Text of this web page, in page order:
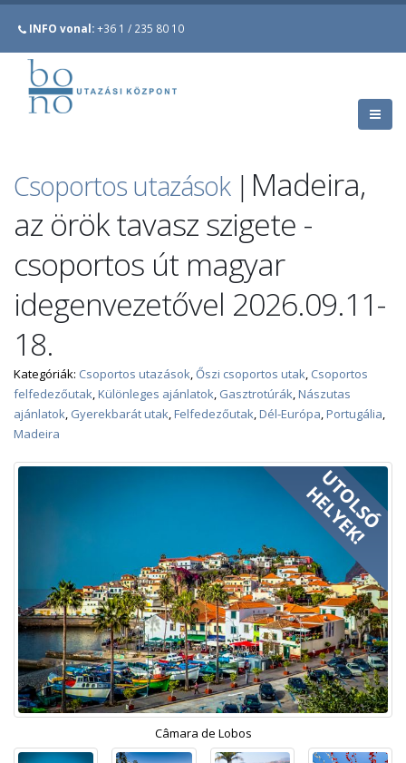
INFO vonal:+36 1 / 235 80 10
Csoportos utazások| Madeira,
az örök tavasz szigete -
csoportos út magyar
idegenvezetővel 2026.09.11-
18.
Kategóriák: Csoportos utazások,Őszi csoportos utak, Csoportos
felfedezőutak,Különleges ajánlatok, Gasztrotúrák,Nászutas
ajánlatok, Gyerekbarát utak,Felfedezőutak,Dél-Európa,Portugália,
Madeira
Câmara de Lobos